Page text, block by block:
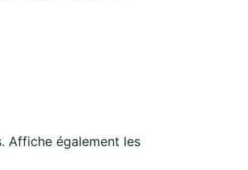
Affiche également les